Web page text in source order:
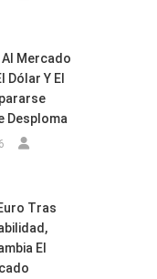
Al Mercado
Dólar Y El
Desploma
Tras
El